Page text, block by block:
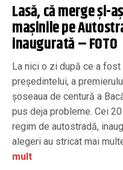
Lasă, că merge şi-
mașinile pe
inaugurată – FOTO
La nici o zi după ce a
preşedintelui, a
şoseaua de centură a
pus deja probleme. Cei
regim de autostradă,
alegeri au stricat mai
mult